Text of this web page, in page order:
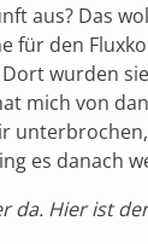
aus? Das
für den
wurden
mich von
es danach
da. Hier ist